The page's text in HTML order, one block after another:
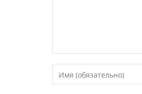
свое